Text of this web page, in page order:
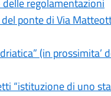
regolamentazioni
ponte di Via
(in prossimita’
“istituzione di uno